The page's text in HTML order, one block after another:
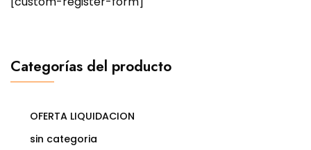
Categorías del producto
OFERTA LIQUIDACION
sin categoria